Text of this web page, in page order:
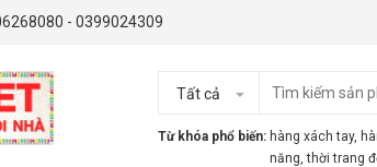
- 0399024309
Tất cả
Từ khóa phổ biến: hàng xách tay,
năng,thời trang